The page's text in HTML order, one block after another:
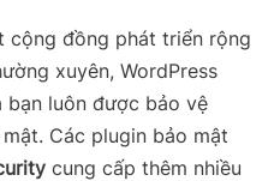
cộng đồng phát triển rộng
xuyên, WordPress
bạn luôn được bảo vệ
Các plugin bảo mật
cung cấp thêm nhiều